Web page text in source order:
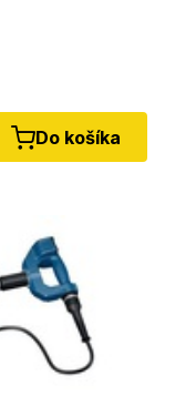
Do košíka